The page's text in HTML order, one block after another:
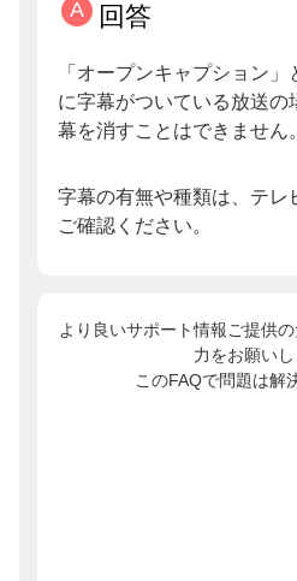
回答
「オープンキャプション
に字幕がついている放送の
幕を消すことはできません。
字幕の有無や種類は、テレ
ご確認ください。
より良いサポート情報ご提供
力をお願いし
このFAQで問題は解